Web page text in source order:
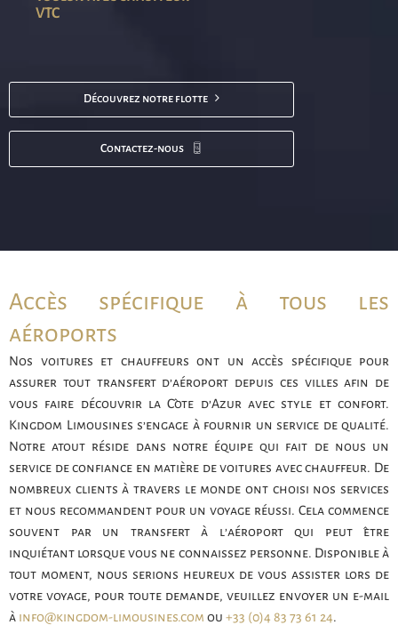
VTC
Découvrez notre flotte
Contactez-nous
Accès spécifique à tous les
aéroports
Nos voitures et chauffeurs ont un accès spécifique pour
assurer tout transfert d’aéroport depuis ces villes afin de
vous faire découvrir la Côte d’Azur avec style et confort.
Kingdom Limousines s’engage à fournir un service de qualité.
Notre atout réside dans notre équipe qui fait de nous un
service de confiance en matière de voitures avec chauffeur. De
nombreux clients à travers le monde ont choisi nos services
et nous recommandent pour un voyage réussi. Cela commence
souvent par un transfert à l’aéroport qui peut être
inquiétant lorsque vous ne connaissez personne. Disponible à
tout moment, nous serions heureux de vous assister lors de
votre voyage, pour toute demande, veuillez envoyer un e-mail
à info@kingdom-limousines.com ou +33 (0)4 83 73 61 24.